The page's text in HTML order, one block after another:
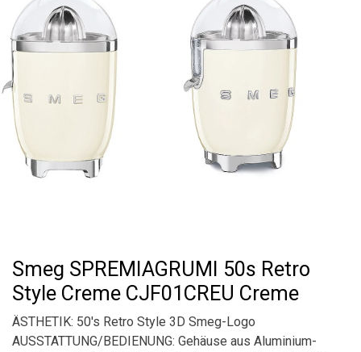
Smeg SPREMIAGRUMI 50s Retro
Style Creme CJF01CREU Creme
ÄSTHETIK: 50's Retro Style 3D Smeg-Logo
AUSSTATTUNG/BEDIENUNG: Gehäuse aus Aluminium-